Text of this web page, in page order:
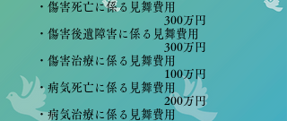
・傷害死亡に係る見舞費用
300万円
・傷害後遺障害に係る見舞費用
300万円
・傷害治療に係る見舞費用
100万円
・病気死亡に係る見舞費用
200万円
・病気治療に係る見舞費用